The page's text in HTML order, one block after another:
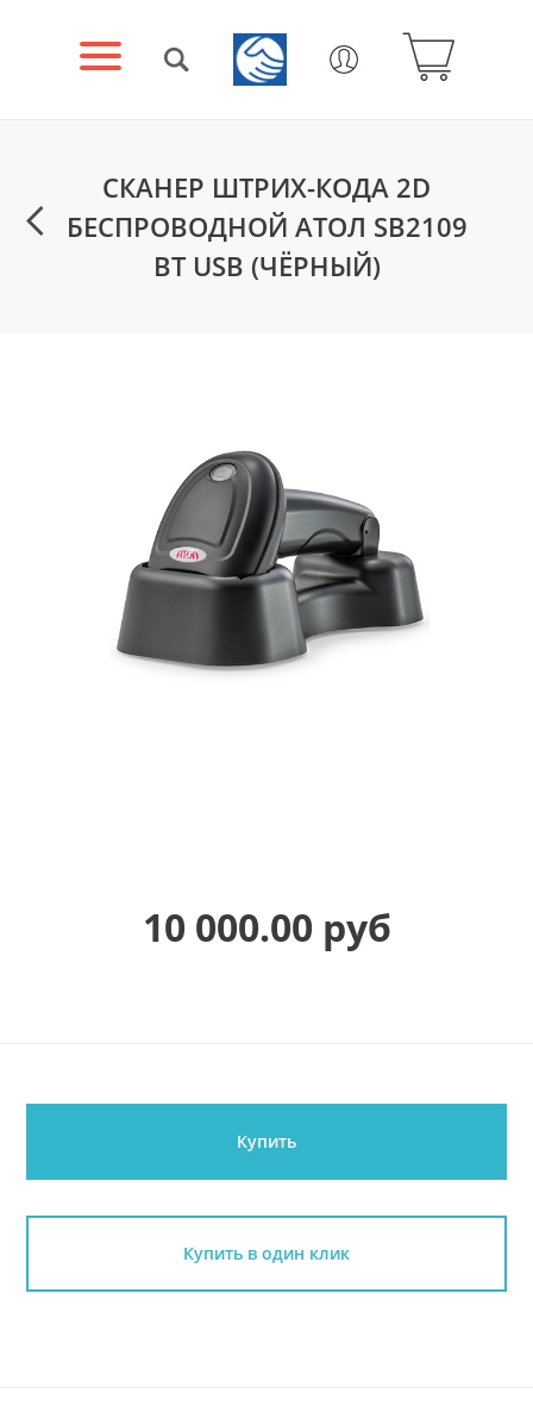
СКАНЕР ШТРИХ-КОДА 2D
БЕСПРОВОДНОЙ АТОЛ SB2109
BT USB (ЧЁРНЫЙ)
10 000.00 руб
Купить
Купить в один клик